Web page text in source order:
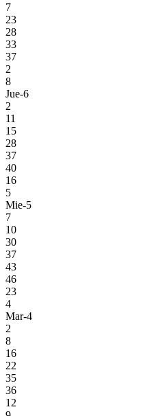
7
23
28
33
37
2
8
Jue-6
2
11
15
28
37
40
16
5
Mie-5
7
10
30
37
43
46
23
4
Mar-4
2
8
16
22
35
36
12